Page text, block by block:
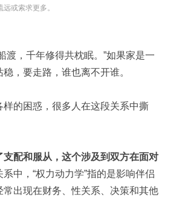
或索求更多。
渡，千年修得共枕眠。”如果家是一
，要走路，谁也离不开谁。
的困惑，很多人在这段关系中撕
配和服从，这个涉及到双方在面对
系中，“权力动力学”指的是影响伴侣
出现在财务、性关系、决策和其他